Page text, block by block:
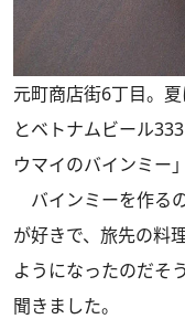
元町商店街6丁目。
とベトナムビール
ウマイのバインミー
バインミーを作る
が好きで、旅先の料
ようになったのだそ
聞きました。